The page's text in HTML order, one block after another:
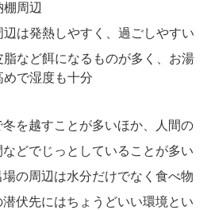
棚周辺
は発熱しやすく、過ごしやすい
など餌になるものが多く、お湯
めで湿度も十分
を越すことが多いほか、人間の
どでじっとしていることが多い
の周辺は水分だけでなく食べ物
伏先にはちょうどいい環境とい